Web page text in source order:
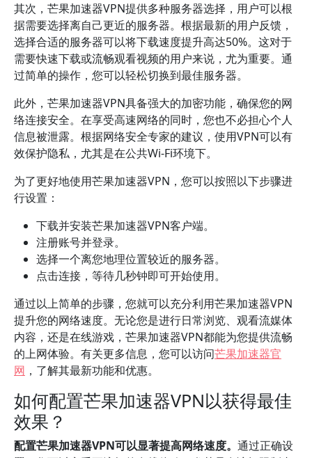
其次，芒果加速器VPN提供多种服务器选择，用户可以根
据需要选择离自己更近的服务器。根据最新的用户反馈，
选择合适的服务器可以将下载速度提升高达50%。这对于
需要快速下载或流畅观看视频的用户来说，尤为重要。通
过简单的操作，您可以轻松切换到最佳服务器。
此外，芒果加速器VPN具备强大的加密功能，确保您的网
络连接安全。在享受高速网络的同时，您也不必担心个人
信息被泄露。根据网络安全专家的建议，使用VPN可以有
效保护隐私，尤其是在公共Wi-Fi环境下。
为了更好地使用芒果加速器VPN，您可以按照以下步骤进
行设置：
下载并安装芒果加速器VPN客户端。
注册账号并登录。
选择一个离您地理位置较近的服务器。
点击连接，等待几秒钟即可开始使用。
通过以上简单的步骤，您就可以充分利用芒果加速器VPN
提升您的网络速度。无论您是进行日常浏览、观看流媒体
内容，还是在线游戏，芒果加速器VPN都能为您提供流畅
的上网体验。有关更多信息，您可以访问芒果加速器官
网 ，了解其最新功能和优惠。
如何配置芒果加速器VPN以获得最佳
效果？
配置芒果加速器VPN可以显著提高网络速度。 通过正确设